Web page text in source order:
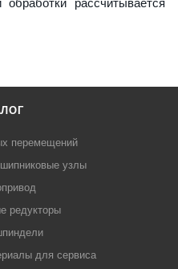
перемещений
узлы
редукторы
для сервиса